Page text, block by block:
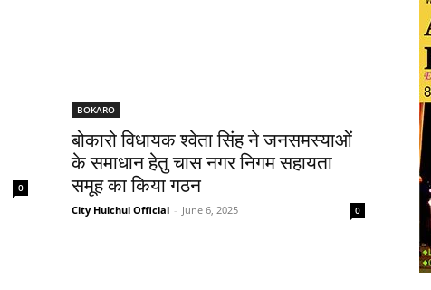
0
BOKARO
बोकारो विधायक श्वेता सिंह ने जनसमस्याओं
के समाधान हेतु चास नगर निगम सहायता
समूह का किया गठन
City Hulchul Official - June 6, 2025 0